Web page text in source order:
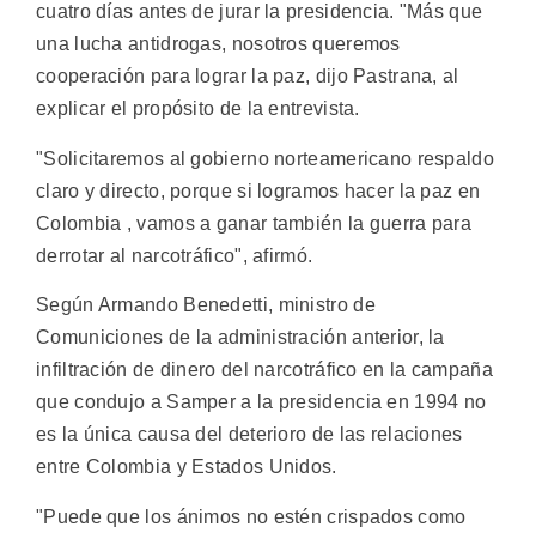
cuatro días antes de jurar la presidencia. "Más que
una lucha antidrogas, nosotros queremos
cooperación para lograr la paz, dijo Pastrana, al
explicar el propósito de la entrevista.
"Solicitaremos al gobierno norteamericano respaldo
claro y directo, porque si logramos hacer la paz en
Colombia , vamos a ganar también la guerra para
derrotar al narcotráfico", afirmó.
Según Armando Benedetti, ministro de
Comuniciones de la administración anterior, la
infiltración de dinero del narcotráfico en la campaña
que condujo a Samper a la presidencia en 1994 no
es la única causa del deterioro de las relaciones
entre Colombia y Estados Unidos.
"Puede que los ánimos no estén crispados como